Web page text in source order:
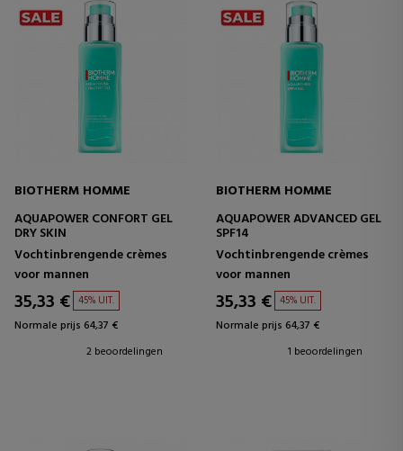
BIOTHERM HOMME
AQUAPOWER CONFORT GEL
DRY SKIN
Vochtinbrengende crèmes
voor mannen
35,33 € 45% UIT.
Normale prijs 64,37 €
2 beoordelingen
BIOTHERM HOMME
AQUAPOWER ADVANCED GEL
SPF14
Vochtinbrengende crèmes
voor mannen
35,33 € 45% UIT.
Normale prijs 64,37 €
1 beoordelingen